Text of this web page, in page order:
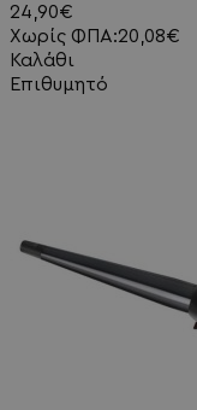
24,90€
Χωρίς ΦΠΑ:20,08€
Καλάθι
Επιθυμητό